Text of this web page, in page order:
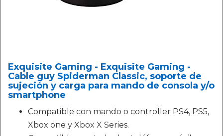
Exquisite Gaming - Exquisite Gaming -
Cable guy Spiderman Classic, soporte de
sujeción y carga para mando de consola y/o
smartphone
Compatible con mando o controller PS4, PS5,
Xbox one y Xbox X Series.